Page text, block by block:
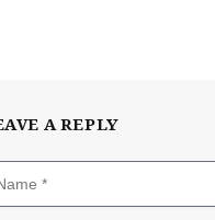
A REPLY